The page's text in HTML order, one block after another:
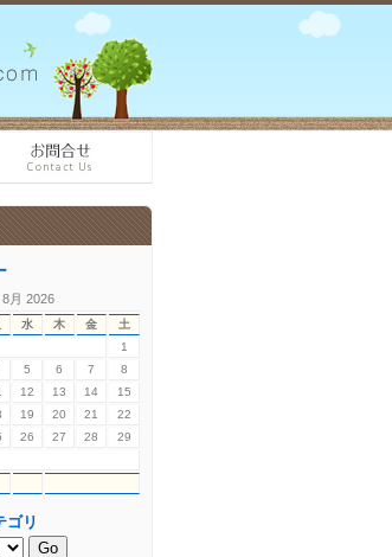
8月 2026
水 木 金 土
1
5 6 7
8
12 13 14
15
19 20 21
22
26 27 28
29
ゴリ